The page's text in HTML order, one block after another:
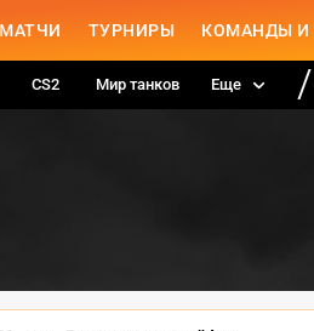
МАТЧИ ТУРНИРЫ КОМАНДЫ И
CS2 Мир танков Еще